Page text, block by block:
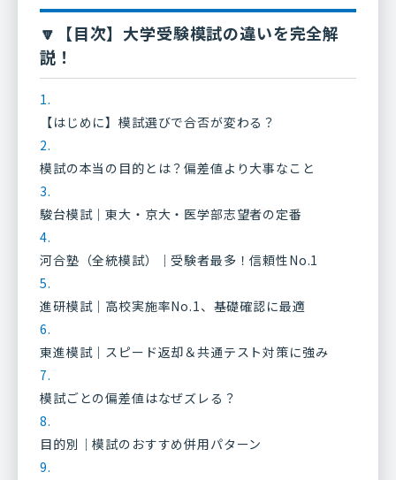
🔽【目次】大学受験模試の違いを完全解
説！
【はじめに】模試選びで合否が変わる？
模試の本当の目的とは？偏差値より大事なこと
駿台模試｜東大・京大・医学部志望者の定番
河合塾（全統模試）｜受験者最多！信頼性No.1
進研模試｜高校実施率No.1、基礎確認に最適
東進模試｜スピード返却＆共通テスト対策に強み
模試ごとの偏差値はなぜズレる？
目的別｜模試のおすすめ併用パターン